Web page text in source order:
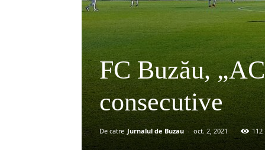
FC Buzău,
consecutive
De catre Jurnalul de Buzau - oct. 2, 2021 112